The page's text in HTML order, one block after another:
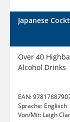
Japanese
Over 40
Alcohol Drinks
EAN:
Sprache: Englisch
Von/Mit: Leigh